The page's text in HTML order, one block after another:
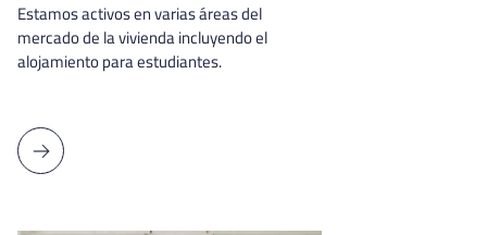
Estamos activos en varias áreas del
mercado de la vivienda incluyendo el
alojamiento para estudiantes.